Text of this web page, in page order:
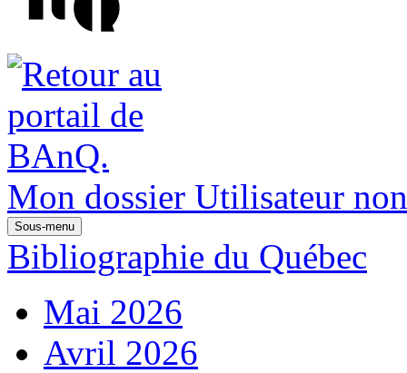
Mon dossier Utilisateur
Sous-menu
Bibliographie du Québec
Mai 2026
Avril 2026